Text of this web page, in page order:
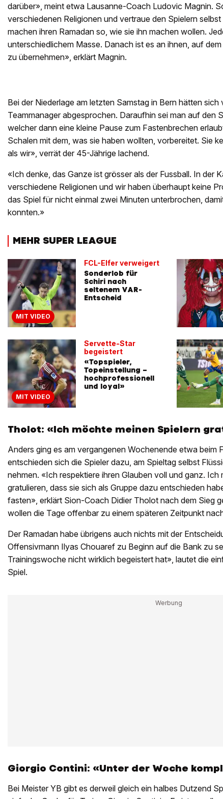
darüber», meint etwa Lausanne-Coach Ludovic Magnin.
verschiedenen Religionen und vertraue den Spielern
machen ihren Ramadan so, wie sie ihn machen wollen.
unterschiedlichem Masse. Danach ist es an ihnen, auf
zu übernehmen», erklärt Magnin.
Bei der Niederlage am letzten Samstag in Bern hätten sich
Teammanager abgesprochen. Daraufhin sei man auf den
welcher dann eine kleine Pause zum Fastenbrechen
Schalen mit dem, was sie haben wollten, vorbereitet. Sie
als wir», verrät der 45-Jährige lachend.
«Ich denke, das Ganze ist grösser als der Fussball. In der
verschiedene Religionen und wir haben überhaupt keine
das Spiel für nicht einmal zwei Minuten unterbrochen,
konnten.»
MEHR SUPER LEAGUE
MIT VIDEO
FCL-Elfer verweigert
Sonderlob für
Schiri nach
seltenem VAR-
Entscheid
MIT VIDEO
Servette-Star
begeistert
«Topspieler,
Topeinstellung –
hochprofessionell
und loyal»
Tholot: «Ich möchte meinen Spielern
Anders ging es am vergangenen Wochenende etwa beim
entschieden sich die Spieler dazu, am Spieltag selbst
nehmen. «Ich respektiere ihren Glauben voll und ganz.
gratulieren, dass sie sich als Gruppe dazu entschieden
fasten», erklärt Sion-Coach Didier Tholot nach dem Sieg
wollen die Tage offenbar zu einem späteren Zeitpunkt
Der Ramadan habe übrigens auch nichts mit der
Offensivmann Ilyas Chouaref zu Beginn auf die Bank zu
Trainingswoche nicht wirklich begeistert hat», lautet die
Spiel.
Giorgio Contini: «Unter der Woche
Bei Meister YB gibt es derweil gleich ein halbes Dutzend